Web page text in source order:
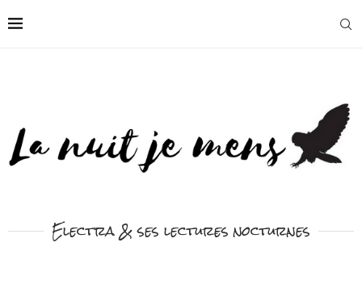
Electra & ses lectures nocturnes